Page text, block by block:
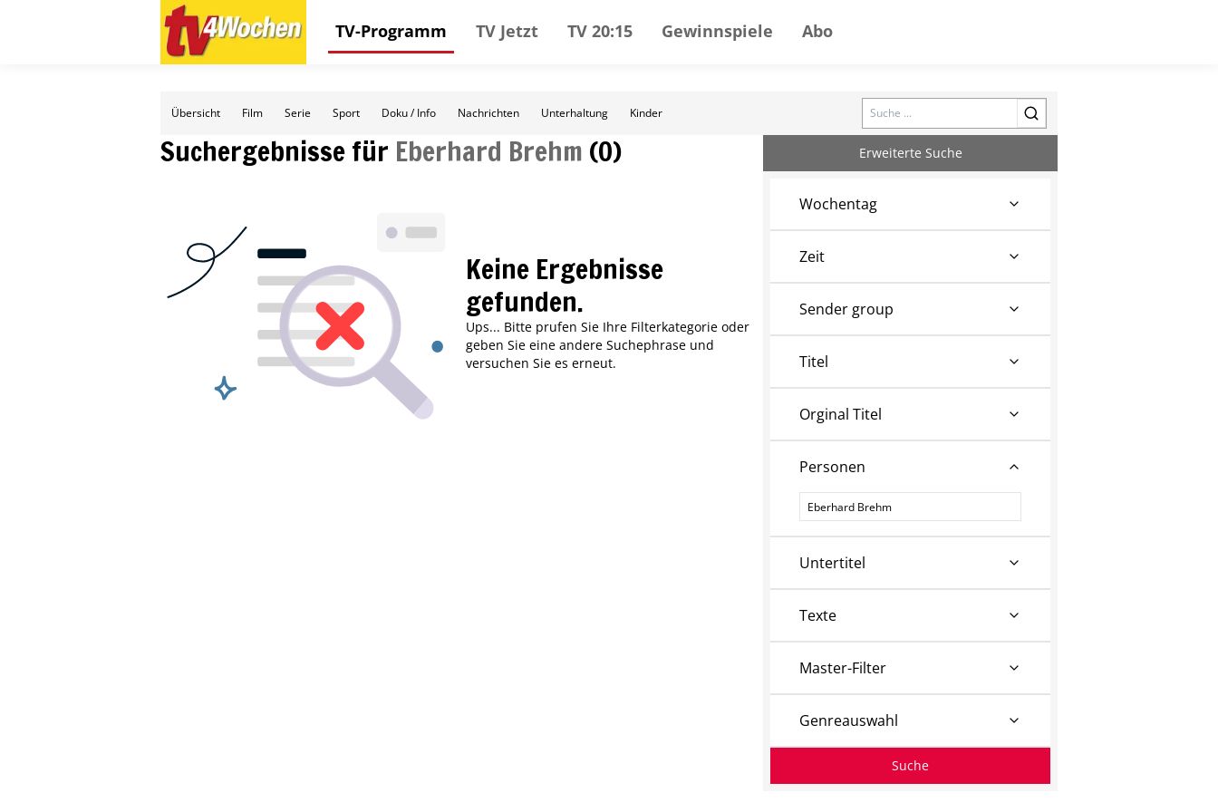
TV-Programm TV Jetzt TV 20:15 Gewinnspiele Abo
Übersicht Film Serie Sport Doku / Info Nachrichten Unterhaltung Kinder Search
Suchergebnisse für Eberhard Brehm (0)
Keine Ergebnisse
gefunden.
Ups... Bitte prufen Sie Ihre Filterkategorie oder
geben Sie eine andere Suchephrase und
versuchen Sie es erneut.
Erweiterte Suche
Wochentag
Zeit
Sender group
Titel
Orginal Titel
Personen
Personen
Untertitel
Texte
Master-Filter
Genreauswahl
Suche